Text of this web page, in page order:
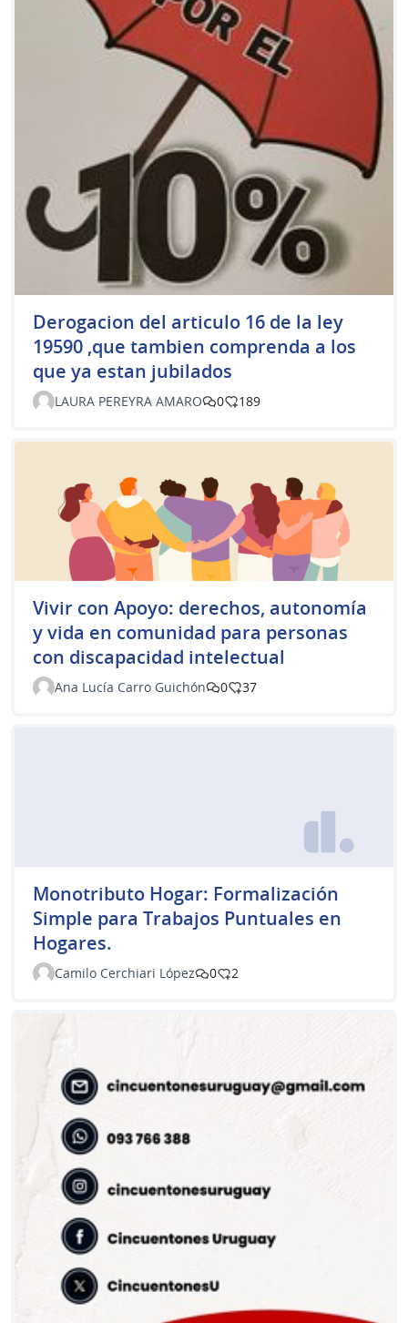
Derogacion del articulo 16 de la ley
19590 ,que tambien comprenda a los
que ya estan jubilados
LAURA PEREYRA AMARO 0 189
Vivir con Apoyo: derechos, autonomía
y vida en comunidad para personas
con discapacidad intelectual
Ana Lucía Carro Guichón 0 37
Monotributo Hogar: Formalización
Simple para Trabajos Puntuales en
Hogares.
Camilo Cerchiari López 0 2